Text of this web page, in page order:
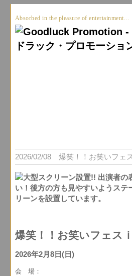
Absorbed in the pleasure of entertainment...
2026/02/08 爆笑！！お笑いフェ
爆笑！！お笑いフェス
2026年2月8日(日)
会 場：